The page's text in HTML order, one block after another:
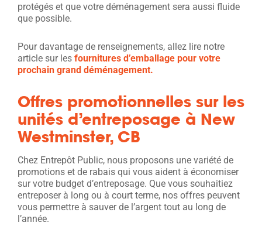
protégés et que votre déménagement sera aussi fluide
que possible.
Pour davantage de renseignements, allez lire notre
article sur les fournitures d’emballage pour votre
prochain grand déménagement.
Offres promotionnelles sur les
unités d’entreposage à New
Westminster, CB
Chez Entrepôt Public, nous proposons une variété de
promotions et de rabais qui vous aident à économiser
sur votre budget d’entreposage. Que vous souhaitiez
entreposer à long ou à court terme, nos offres peuvent
vous permettre à sauver de l’argent tout au long de
l’année.